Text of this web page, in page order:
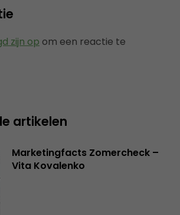
zijn op om een reactie te
artikelen
Marketingfacts Zomercheck –
Vita Kovalenko